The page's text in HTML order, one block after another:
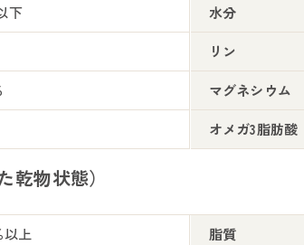
下 水分
リン
マグネシウム
オメガ3脂肪酸
物状態）
以上 脂質